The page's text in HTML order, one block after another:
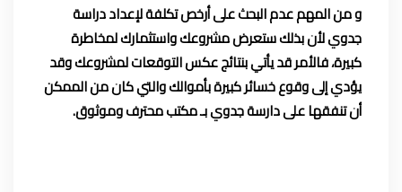
و من المهم عدم البحث على أرخص تكلفة لإعداد دراسة
جدوي لأن بذلك ستعرض مشروعك واستثمارك لمخاطرة
كبيرة، فالأمر قد يأتي بنتائج عكس التوقعات لمشروعك وقد
يؤدي إلى وقوع خسائر كبيرة بأموالك والتي كان من الممكن
أن تنفقها على دارسة جدوي بـمكتب محترف وموثوق.